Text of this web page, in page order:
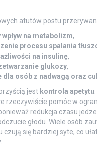
atutów postu
na metabolizm,
procesu spalania
na insulinę,
glukozy,
dla osób z nadwagą oraz
jest kontrola apetytu
rzeczywiście pomóc w
redukcja czasu
głodu. Wiele osób
czują się bardziej syte, co